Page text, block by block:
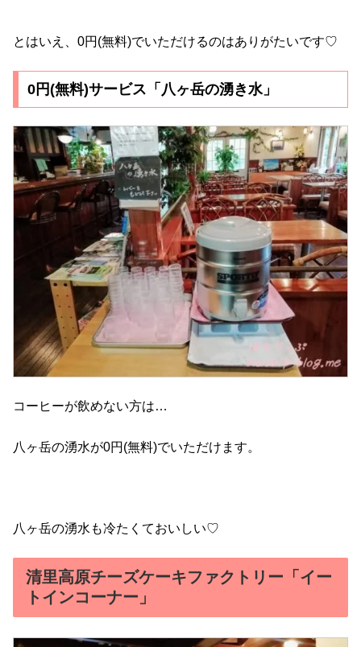
とはいえ、0円(無料)でいただけるのはありがたいです♡
0円(無料)サービス「八ヶ岳の湧き水」
コーヒーが飲めない方は…
八ヶ岳の湧水が0円(無料)でいただけます。
八ヶ岳の湧水も冷たくておいしい♡
清里高原チーズケーキファクトリー「イー
トインコーナー」